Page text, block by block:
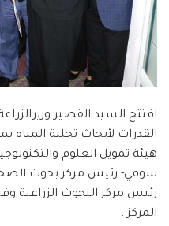
افتتح السيد القصير
القدرات لأبحاث تحلية
هيئة تمويل العلوم
شوقي- رئيس مركز بحوث
رئيس مركز البحوث الزراعية
المركز .